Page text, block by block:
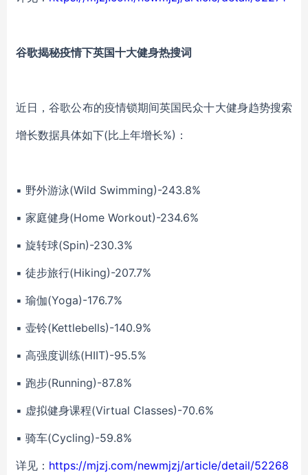
谷歌揭秘疫情下英国十大健身热搜词
近日，谷歌公布的疫情锁期间英国民众十大健身趋势搜索
增长数据具体如下(比上年增长%)：
▪ 野外游泳(Wild Swimming)-243.8%
▪ 家庭健身(Home Workout)-234.6%
▪ 旋转球(Spin)-230.3%
▪ 徒步旅行(Hiking)-207.7%
▪ 瑜伽(Yoga)-176.7%
▪ 壶铃(Kettlebells)-140.9%
▪ 高强度训练(HIIT)-95.5%
▪ 跑步(Running)-87.8%
▪ 虚拟健身课程(Virtual Classes)-70.6%
▪ 骑车(Cycling)-59.8%
详见： https://mjzj.com/newmjzj/article/detail/52268